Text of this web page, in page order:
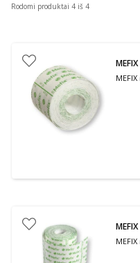
Rodomi produktai 4 iš 4
MEFIX
MEFIX